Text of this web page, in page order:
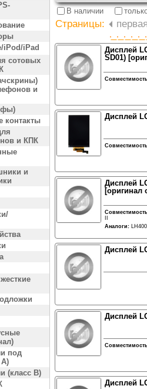
iPod/iPad
сотовых
и
контакты
и КПК
и
под
(класс B)
В наличии
Страницы:
Дисплей
SD01)
Дисплей
Дисплей
[оригинал
Аналоги:
Дисплей
Дисплей
Дисплей